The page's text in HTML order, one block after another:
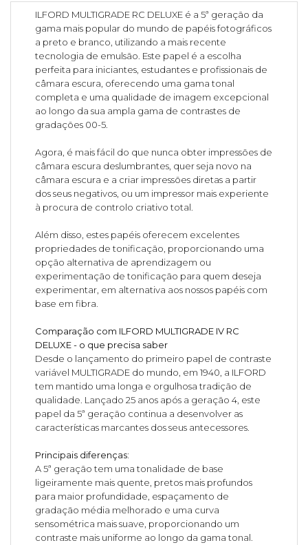
ILFORD MULTIGRADE RC DELUXE é a 5ª geração da
gama mais popular do mundo de papéis fotográficos
a preto e branco, utilizando a mais recente
tecnologia de emulsão. Este papel é a escolha
perfeita para iniciantes, estudantes e profissionais de
câmara escura, oferecendo uma gama tonal
completa e uma qualidade de imagem excepcional
ao longo da sua ampla gama de contrastes de
gradações 00-5.
Agora, é mais fácil do que nunca obter impressões de
câmara escura deslumbrantes, quer seja novo na
câmara escura e a criar impressões diretas a partir
dos seus negativos, ou um impressor mais experiente
à procura de controlo criativo total.
Além disso, estes papéis oferecem excelentes
propriedades de tonificação, proporcionando uma
opção alternativa de aprendizagem ou
experimentação de tonificação para quem deseja
experimentar, em alternativa aos nossos papéis com
base em fibra.
Comparação com ILFORD MULTIGRADE IV RC
DELUXE - o que precisa saber
Desde o lançamento do primeiro papel de contraste
variável MULTIGRADE do mundo, em 1940, a ILFORD
tem mantido uma longa e orgulhosa tradição de
qualidade. Lançado 25 anos após a geração 4, este
papel da 5ª geração continua a desenvolver as
características marcantes dos seus antecessores.
Principais diferenças:
A 5ª geração tem uma tonalidade de base
ligeiramente mais quente, pretos mais profundos
para maior profundidade, espaçamento de
gradação média melhorado e uma curva
sensométrica mais suave, proporcionando um
contraste mais uniforme ao longo da gama tonal.